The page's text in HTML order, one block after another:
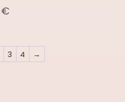
€
3 4 →